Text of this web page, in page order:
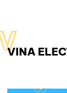
VINA